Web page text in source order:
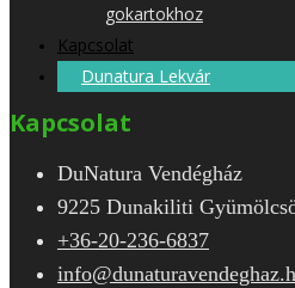
gokartokhoz
Kapcsolat
Dunatura Lekvár
Kapcsolat
DuNatura Vendégház
9225 Dunakiliti
+36-20-236-6837